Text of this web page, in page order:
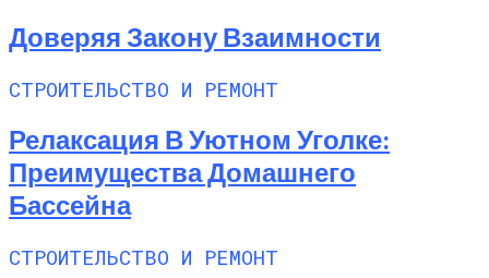
Доверяя Закону Взаимности
СТРОИТЕЛЬСТВО И РЕМОНТ
Релаксация В Уютном Уголке:
Преимущества Домашнего
Бассейна
СТРОИТЕЛЬСТВО И РЕМОНТ